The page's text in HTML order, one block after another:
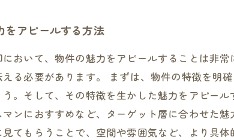
をアピールする方法
おいて、物件の魅力をアピールすることは非
える必要があります。 まずは、物件の特徴を明
。そして、その特徴を生かした魅力をアピー
マンにおすすめなど、ターゲット層に合わせた
てもらうことで、空間や雰囲気など、より具